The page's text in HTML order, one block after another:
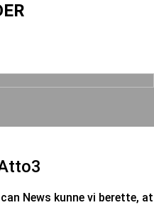
News kunne vi berette, at